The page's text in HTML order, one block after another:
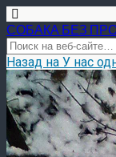
СОБАКА БЕЗ
Назад на У нас